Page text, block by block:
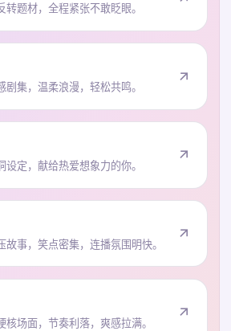
转题材，全程紧张不敢眨眼。
剧集，温柔浪漫，轻松共鸣。
设定，献给热爱想象力的你。
故事，笑点密集，连播氛围明快。
核场面，节奏利落，爽感拉满。